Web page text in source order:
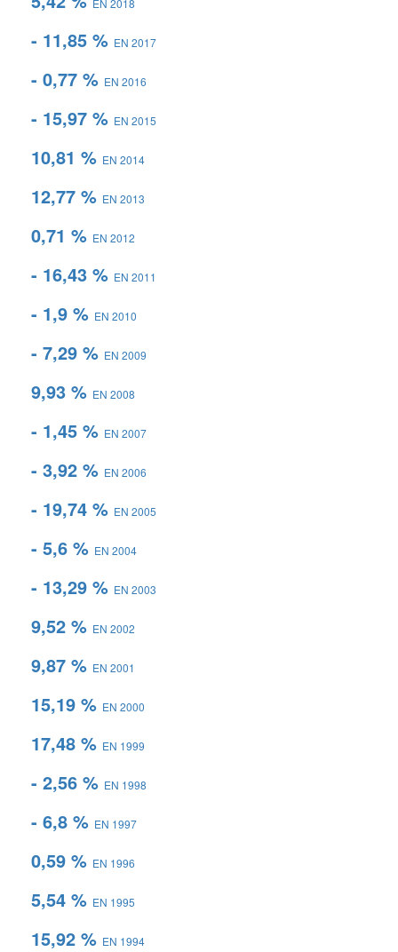
EN 2018
- 11,85 % EN 2017
- 0,77 % EN 2016
- 15,97 % EN 2015
10,81 % EN 2014
12,77 % EN 2013
0,71 % EN 2012
- 16,43 % EN 2011
- 1,9 % EN 2010
- 7,29 % EN 2009
9,93 % EN 2008
- 1,45 % EN 2007
- 3,92 % EN 2006
- 19,74 % EN 2005
- 5,6 % EN 2004
- 13,29 % EN 2003
9,52 % EN 2002
9,87 % EN 2001
15,19 % EN 2000
17,48 % EN 1999
- 2,56 % EN 1998
- 6,8 % EN 1997
0,59 % EN 1996
5,54 % EN 1995
15,92 % EN 1994